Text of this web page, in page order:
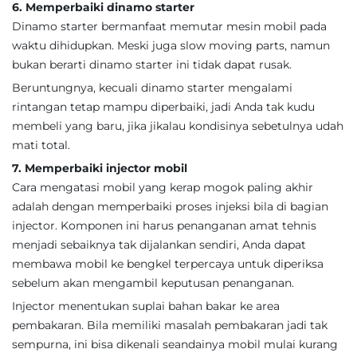
6. Memperbaiki dinamo starter
Dinamo starter bermanfaat memutar mesin mobil pada
waktu dihidupkan. Meski juga slow moving parts, namun
bukan berarti dinamo starter ini tidak dapat rusak.
Beruntungnya, kecuali dinamo starter mengalami
rintangan tetap mampu diperbaiki, jadi Anda tak kudu
membeli yang baru, jika jikalau kondisinya sebetulnya udah
mati total.
7. Memperbaiki injector mobil
Cara mengatasi mobil yang kerap mogok paling akhir
adalah dengan memperbaiki proses injeksi bila di bagian
injector. Komponen ini harus penanganan amat tehnis
menjadi sebaiknya tak dijalankan sendiri, Anda dapat
membawa mobil ke bengkel terpercaya untuk diperiksa
sebelum akan mengambil keputusan penanganan.
Injector menentukan suplai bahan bakar ke area
pembakaran. Bila memiliki masalah pembakaran jadi tak
sempurna, ini bisa dikenali seandainya mobil mulai kurang